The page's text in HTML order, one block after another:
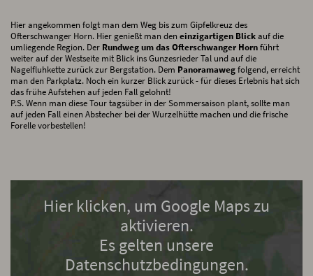
Hier angekommen folgt man dem Weg bis zum Gipfelkreuz des
Ofterschwanger Horn. Hier genießt man den einzigartigen Blickauf die
umliegende Region. Der Rundweg um das Ofterschwanger Hornführt
weiter auf der Westseite mit Blick ins Gunzesrieder Tal und auf die
Nagelfluhkette zurück zur Bergstation. Dem Panoramawegfolgend, erreicht
man den Parkplatz. Noch ein kurzer Blick zurück - für dieses Erlebnis hat sich
das frühe Aufstehen auf jeden Fall gelohnt!
P.S. Wenn man diese Tour tagsüber in der Sommersaison plant, sollte man
auf jeden Fall einen Abstecher bei der Wurzelhütte machen und die frische
Forelle vorbestellen!
Hier klicken, um Google Maps zu
aktivieren.
Es gelten unsere
Datenschutzbedingungen.